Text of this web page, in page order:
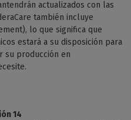
actualizados con las
también incluye
lo que significa que
estará a su disposición para
su producción en
14